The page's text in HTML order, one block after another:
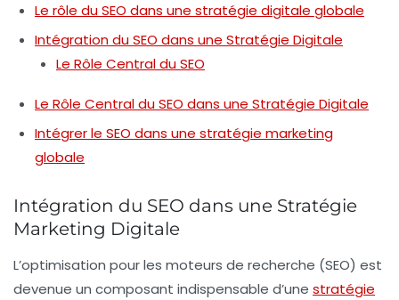
Le rôle du SEO dans une stratégie digitale globale
Intégration du SEO dans une Stratégie Digitale
Le Rôle Central du SEO
Le Rôle Central du SEO dans une Stratégie Digitale
Intégrer le SEO dans une stratégie marketing
globale
Intégration du SEO dans une Stratégie
Marketing Digitale
L’optimisation pour les moteurs de recherche (SEO) est
devenue un composant indispensable d’une stratégie